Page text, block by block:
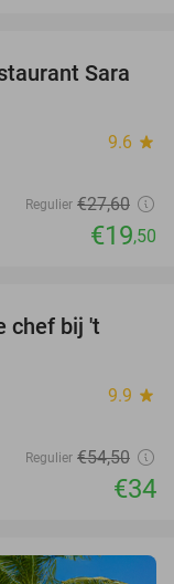
29%
Sara
9.6 star
Regulier €27,60
€19,50
chef bij 't
9.9 star
Regulier €54,50
€34